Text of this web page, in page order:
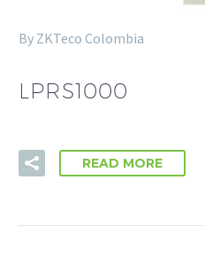
By ZKTeco Colombia
LPRS1000
READ MORE